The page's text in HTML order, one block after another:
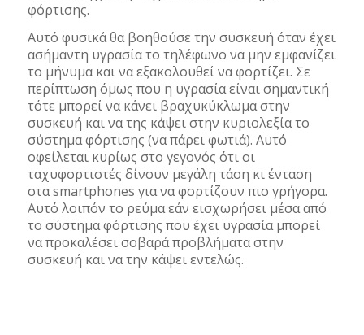
φόρτισης.
Αυτό φυσικά θα βοηθούσε την συσκευή όταν έχει
ασήμαντη υγρασία το τηλέφωνο να μην εμφανίζει
το μήνυμα και να εξακολουθεί να φορτίζει. Σε
περίπτωση όμως που η υγρασία είναι σημαντική
τότε μπορεί να κάνει βραχυκύκλωμα στην
συσκευή και να της κάψει στην κυριολεξία το
σύστημα φόρτισης (να πάρει φωτιά). Αυτό
οφείλεται κυρίως στο γεγονός ότι οι
ταχυφορτιστές δίνουν μεγάλη τάση κι ένταση
στα smartphones για να φορτίζουν πιο γρήγορα.
Αυτό λοιπόν το ρεύμα εάν εισχωρήσει μέσα από
το σύστημα φόρτισης που έχει υγρασία μπορεί
να προκαλέσει σοβαρά προβλήματα στην
συσκευή και να την κάψει εντελώς.